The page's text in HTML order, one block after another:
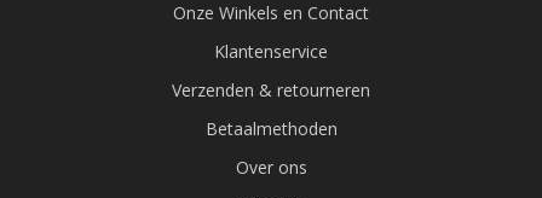
Onze Winkels en Contact
Klantenservice
Verzenden & retourneren
Betaalmethoden
Over ons